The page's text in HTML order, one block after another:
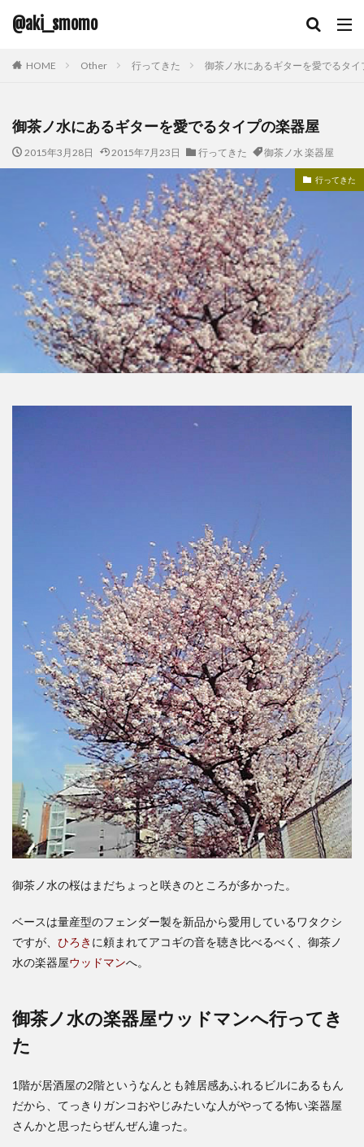
@aki_smomo
HOME Other 行ってきた 御茶ノ水にあるギターを愛でるタイ
御茶ノ水にあるギターを愛でるタイプの楽器屋
2015年3月28日 2015年7月23日 行ってきた 御茶ノ水 楽器屋
行ってきた
御茶ノ水の桜はまだちょっと咲きのところが多かった。
ベースは量産型のフェンダー製を新品から愛用しているワタクシ
ですが、 ひろき に頼まれてアコギの音を聴き比べるべく、御茶ノ
水の楽器屋ウッドマンへ。
御茶ノ水の楽器屋ウッドマンへ行ってき
た
1階が居酒屋の2階というなんとも雑居感あふれるビルにあるもん
だから、てっきりガンコおやじみたいな人がやってる怖い楽器屋
さんかと思ったらぜんぜん違った。